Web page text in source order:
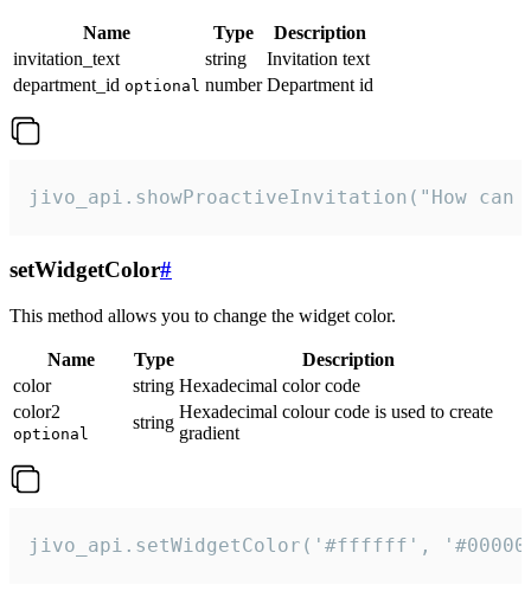
Name Type
Description
invitation_text
string
Invitation text
department_id optional number Department id
jivo_api.showProactiveInvitation("How
setWidgetColor#
This method allows you to change the widget color.
Name Type
Description
color
string Hexadecimal color code
color2
optional
string
Hexadecimal colour code is used to create
gradient
jivo_api.setWidgetColor('#ffffff',